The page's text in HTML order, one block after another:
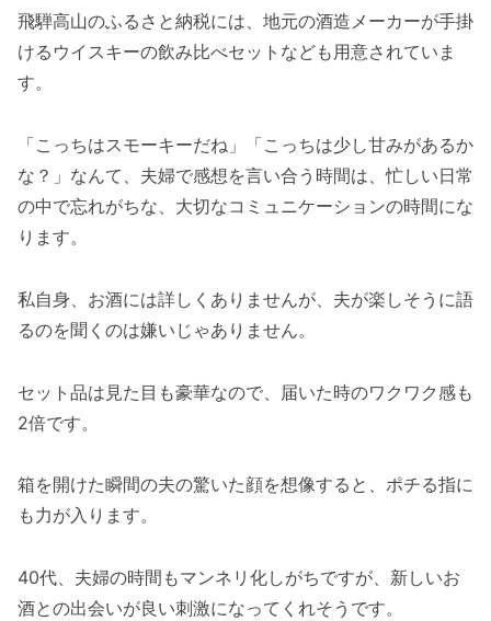
飛騨高山のふるさと納税には、地元の酒造メーカーが手掛
けるウイスキーの飲み比べセットなども用意されていま
す。
「こっちはスモーキーだね」「こっちは少し甘みがあるか
な？」なんて、夫婦で感想を言い合う時間は、忙しい日常
の中で忘れがちな、大切なコミュニケーションの時間にな
ります。
私自身、お酒には詳しくありませんが、夫が楽しそうに語
るのを聞くのは嫌いじゃありません。
セット品は見た目も豪華なので、届いた時のワクワク感も
2倍です。
箱を開けた瞬間の夫の驚いた顔を想像すると、ポチる指に
も力が入ります。
40代、夫婦の時間もマンネリ化しがちですが、新しいお
酒との出会いが良い刺激になってくれそうです。